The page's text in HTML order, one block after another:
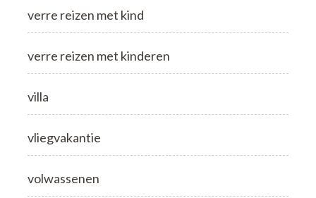
verre reizen met kind
verre reizen met kinderen
villa
vliegvakantie
volwassenen